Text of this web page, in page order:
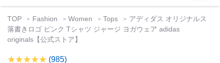
TOP Fashion Women Tops
アディダス オリジナルス
落書きロゴ ピンク Tシャツ ジャージ ヨガウェア adidas
originals【公式ストア】
(985)